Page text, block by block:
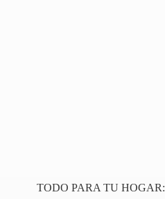
TODO PARA TU HOGAR: